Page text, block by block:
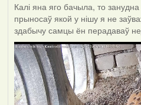
Калі яна яго бачыла, то
прыносаў якой у нішу я не
здабычу самцы ён перадаваў